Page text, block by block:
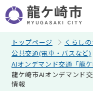
の
ペ
トップページ くらし
公共交通(電車・バスなど)
AIオンデマンド交通「龍ケ
龍ケ崎市AIオンデマンド
情報